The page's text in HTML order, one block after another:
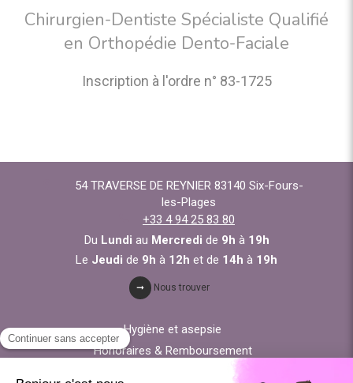
Chirurgien-Dentiste Spécialiste Qualifié
en Orthopédie Dento-Faciale
Inscription à l'ordre n° 83-1725
54 TRAVERSE DE REYNIER 83140 Six-Fours-
les-Plages
+33 4 94 25 83 80
Du Lundi au Mercredi de 9h à 19h
Le Jeudi de 9h à 12h et de 14h à 19h
Nous trouver
Hygiène et asepsie
Honoraires & Remboursement